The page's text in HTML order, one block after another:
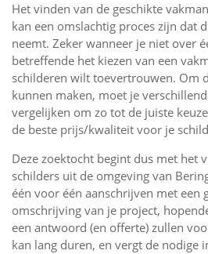
Het vinden van de geschikte
kan een omslachtig proces zijn dat
neemt. Zeker wanneer je niet over
betreffende het kiezen van een
schilderen wilt toevertrouwen. Om
kunnen maken, moet je
vergelijken om zo tot de juiste
de beste prijs/kwaliteit voor je
Deze zoektocht begint dus met het
schilders uit de omgeving van
één voor één aanschrijven met een
omschrijving van je project,
een antwoord (en offerte) zullen
kan lang duren, en vergt de nodige